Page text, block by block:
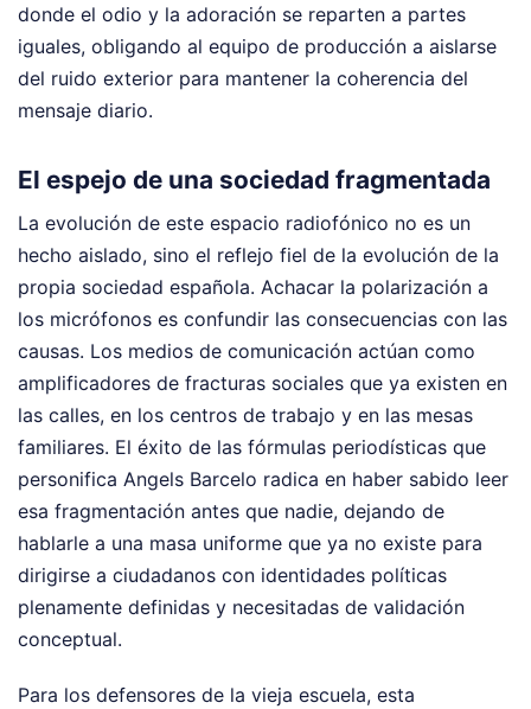
donde el odio y la adoración se reparten a partes
iguales, obligando al equipo de producción a aislarse
del ruido exterior para mantener la coherencia del
mensaje diario.
El espejo de una sociedad fragmentada
La evolución de este espacio radiofónico no es un
hecho aislado, sino el reflejo fiel de la evolución de la
propia sociedad española. Achacar la polarización a
los micrófonos es confundir las consecuencias con las
causas. Los medios de comunicación actúan como
amplificadores de fracturas sociales que ya existen en
las calles, en los centros de trabajo y en las mesas
familiares. El éxito de las fórmulas periodísticas que
personifica Angels Barcelo radica en haber sabido leer
esa fragmentación antes que nadie, dejando de
hablarle a una masa uniforme que ya no existe para
dirigirse a ciudadanos con identidades políticas
plenamente definidas y necesitadas de validación
conceptual.
Para los defensores de la vieja escuela, esta